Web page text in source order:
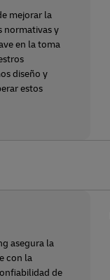
mejorar la
normativas y
en la toma
diseño y
estos
asegura la
con la
de